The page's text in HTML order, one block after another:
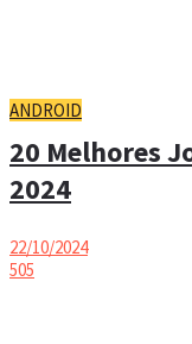
ANDROID
20 Melhores
2024
22/10/2024
505